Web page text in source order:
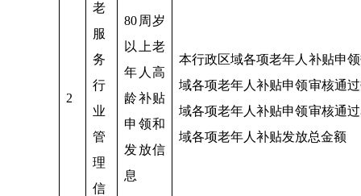
2
老
服
务
行
业
管
理
信
80周岁
以上老
年人高
龄补贴
申领和
发放信
息
本行政区域各项老年人补贴申
域各项老年人补贴申领审核通
域各项老年人补贴申领审核通
域各项老年人补贴发放总金额